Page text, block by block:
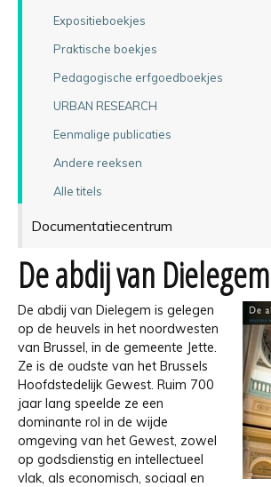
Expositieboekjes
Praktische boekjes
Pedagogische erfgoedboekjes
URBAN RESEARCH
Eenmalige publicaties
Andere reeksen
Alle titels
Documentatiecentrum
De abdij van Dielegem
De abdij van Dielegem is gelegen
op de heuvels in het noordwesten
van Brussel, in de gemeente Jette.
Ze is de oudste van het Brussels
Hoofdstedelijk Gewest. Ruim 700
jaar lang speelde ze een
dominante rol in de wijde
omgeving van het Gewest, zowel
op godsdienstig en intellectueel
vlak, als economisch, sociaal en